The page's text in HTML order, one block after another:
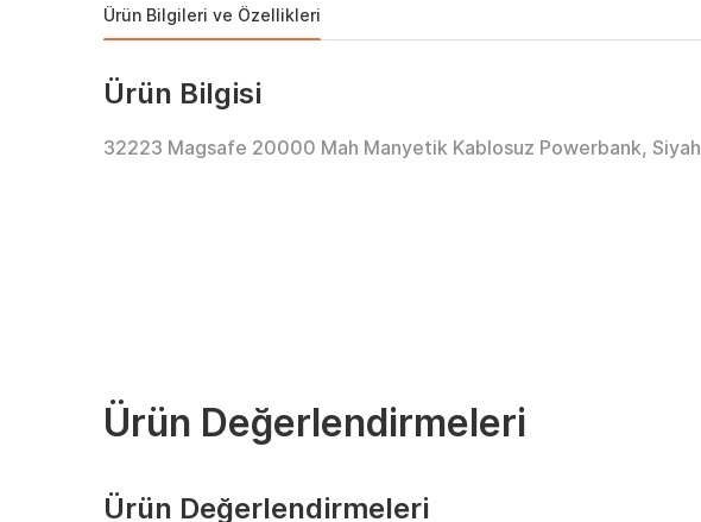
Ürün Bilgileri ve Özellikleri
Ürün Bilgisi
32223 Magsafe 20000 Mah Manyetik Kablosuz Powerbank, Siyah
Ürün Değerlendirmeleri
Ürün Değerlendirmeleri